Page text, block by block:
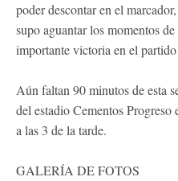
poder descontar en el
supo aguantar los momentos
importante victoria en el
Aún faltan 90 minutos de esta
del estadio Cementos
a las 3 de la tarde.
GALERÍA DE FOTOS